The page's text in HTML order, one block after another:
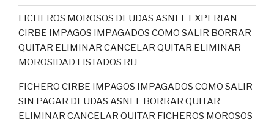
FICHEROS MOROSOS DEUDAS ASNEF EXPERIAN
CIRBE IMPAGOS IMPAGADOS COMO SALIR BORRAR
QUITAR ELIMINAR CANCELAR QUITAR ELIMINAR
MOROSIDAD LISTADOS RIJ
FICHERO CIRBE IMPAGOS IMPAGADOS COMO SALIR
SIN PAGAR DEUDAS ASNEF BORRAR QUITAR
ELIMINAR CANCELAR QUITAR FICHEROS MOROSOS